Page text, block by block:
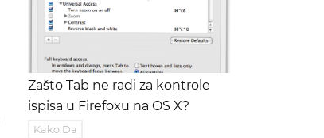
Zašto Tab ne radi za kontrole
ispisa u Firefoxu na OS X?
Kako Da